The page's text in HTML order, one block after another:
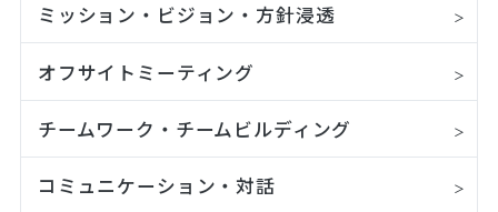
ミッション・ビジョン・方針浸透
オフサイトミーティング
チームワーク・チームビルディング
コミュニケーション・対話